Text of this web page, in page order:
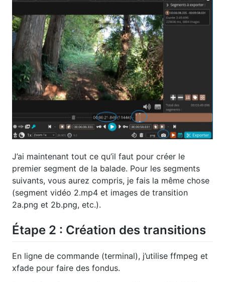
J’ai maintenant tout ce qu’il faut pour créer le
premier segment de la balade. Pour les segments
suivants, vous aurez compris, je fais la même chose
(segment vidéo 2.mp4 et images de transition
2a.png et 2b.png, etc.).
Étape 2 : Création des transitions
En ligne de commande (terminal), j’utilise ffmpeg et
xfade pour faire des fondus.